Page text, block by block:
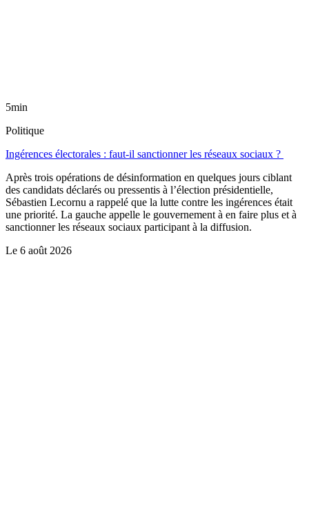
5min
Politique
Ingérences électorales : faut-il sanctionner les réseaux sociaux ?
Après trois opérations de désinformation en quelques jours ciblant
des candidats déclarés ou pressentis à l’élection présidentielle,
Sébastien Lecornu a rappelé que la lutte contre les ingérences était
une priorité. La gauche appelle le gouvernement à en faire plus et à
sanctionner les réseaux sociaux participant à la diffusion.
Le 6 août 2026